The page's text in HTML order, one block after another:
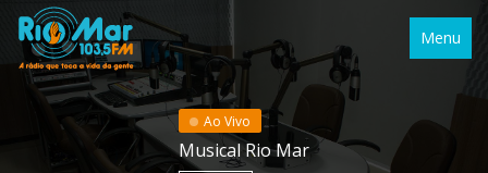
Menu
Ao Vivo
Musical Rio Mar